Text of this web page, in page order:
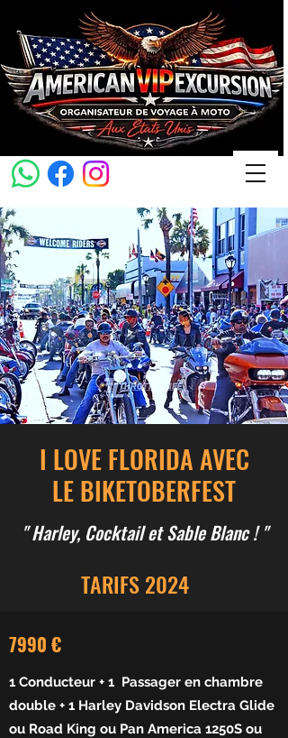
I LOVE FLORIDA AVEC
LE BIKETOBERFEST
" Harley, Cocktail et Sable Blanc ! "
TARIFS 2024
7990 €
1 Conducteur + 1 Passager en chambre
double + 1 Harley Davidson Electra Glide
ou Road King ou Pan America 1250S ou